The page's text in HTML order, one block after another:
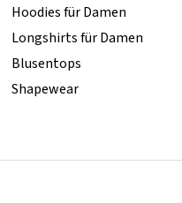
Hoodies für Damen
Longshirts für Damen
Blusentops
Shapewear